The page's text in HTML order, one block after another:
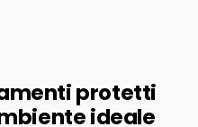
protetti
ideale